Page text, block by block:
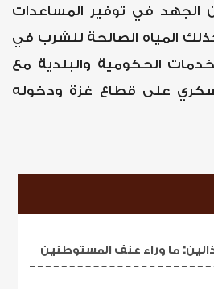
الجهد في توفير المساعدات
المياه الصالحة للشرب في
الحكومية والبلدية مع
على قطاع غزة ودخوله
ما وراء عنف المستوطنين